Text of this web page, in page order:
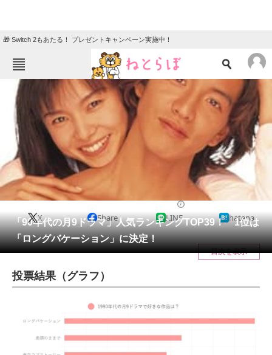
🎁 Switch 2もあたる！ プレゼントキャンペーン実施中！
ねとらぼメニュー
TOP ニュース
エンタメ クイズ
グルメ 地域
住まい
動物
会員記事
メディア
注目記事を集めた総合ページ
スマホと通信の最新トレンド
進化するPCとデバイスの未来
「90年代の月9ドラマ」人気ランキングTOP39！ 1位は
「ロングバケーション」に決定！
X Share LINE hatena
目次を表示
投票結果（グラフ）